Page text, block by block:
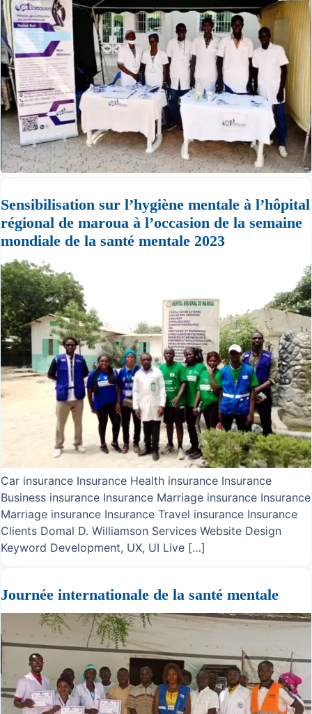
Sensibilisation sur l’hygiène mentale à l’hôpital
régional de maroua à l’occasion de la semaine
mondiale de la santé mentale 2023
Car insurance Insurance Health insurance Insurance
Business insurance Insurance Marriage insurance Insurance
Marriage insurance Insurance Travel insurance Insurance
Clients Domal D. Williamson Services Website Design
Keyword Development, UX, UI Live […]
Journée internationale de la santé mentale